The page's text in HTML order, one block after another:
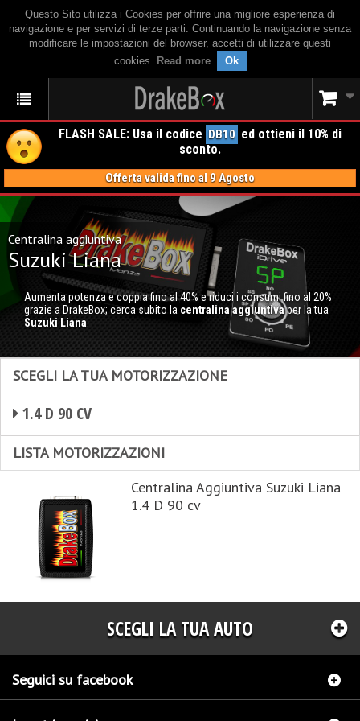
Questo Sito utilizza i Cookies per offrire una migliore esperienza di
navigazione e per servizi di terze parti. Continuando la navigazione senza
modificare le impostazioni del browser, accetti di utilizzare questi
cookies. Read more. Ok
FLASH SALE: Usa il codice DB10 ed ottieni il 10% di
sconto.
Offerta valida fino al 9 Agosto
Centralina aggiuntiva
Suzuki Liana
Aumenta potenza e coppia fino al 40% e riduci i consumi fino al 20%
grazie a DrakeBox; cerca subito la centralina aggiuntivaper la tua
Suzuki Liana
SCEGLI LA TUA MOTORIZZAZIONE
1.4 D 90 CV
LISTA MOTORIZZAZIONI
Centralina Aggiuntiva Suzuki Liana
1.4 D 90 cv
SCEGLI LA TUA AUTO
Seguici su facebook